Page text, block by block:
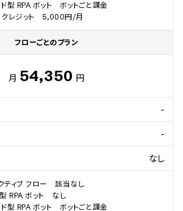
型 RPA ボット　ボットごと課金
レジット　5,000円/月
フローごとのプラン
月 54,350 円
-
-
なし
ティブ フロー　該当なし
RPA ボット　なし
型 RPA ボット　ボットごと課金